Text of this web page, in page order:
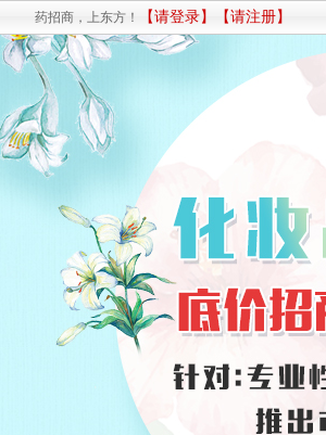
药招商，上东方！ 【请登录】 【请注册】